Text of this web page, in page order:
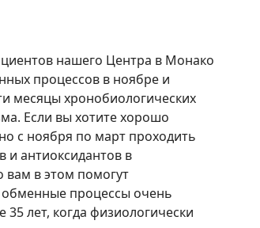
нашего Центра в Монако
процессов в ноябре и
месяцы хронобиологических
Если вы хотите хорошо
с ноября по март проходить
и антиоксидантов в
вам в этом помогут
обменные процессы очень
лет, когда физиологически